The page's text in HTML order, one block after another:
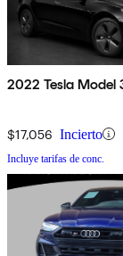
2022 Tesla Model
$17,056 Incierto
Incluye tarifas de conc.